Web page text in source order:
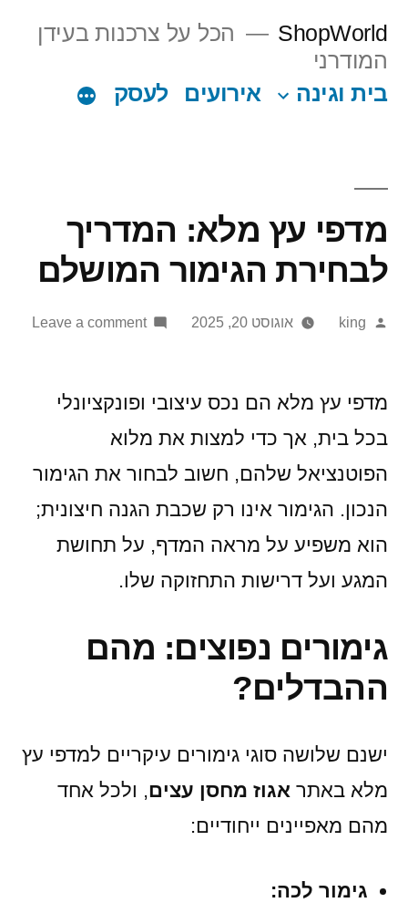
content
ShopWorld
הכל על צרכנות בעידן
המודרני
בית וגינה
אירועים לעסק
מדפי עץ מלא: המדריך
לבחירת הגימור המושלם
Posted
king אוגוסט 20, 2025 Leave a comment
מדפי עץ מלא הם נכס עיצובי ופונקציונלי
בכל בית, אך כדי למצות את מלוא
הפוטנציאל שלהם, חשוב לבחור את הגימור
הנכון. הגימור אינו רק שכבת הגנה חיצונית;
הוא משפיע על מראה המדף, על תחושת
המגע ועל דרישות התחזוקה שלו.
גימורים נפוצים: מהם
ההבדלים?
ישנם שלושה סוגי גימורים עיקריים למדפי עץ
מלא באתר אגוז מחסן עצים, ולכל אחד
מהם מאפיינים ייחודיים:
גימור לכה: